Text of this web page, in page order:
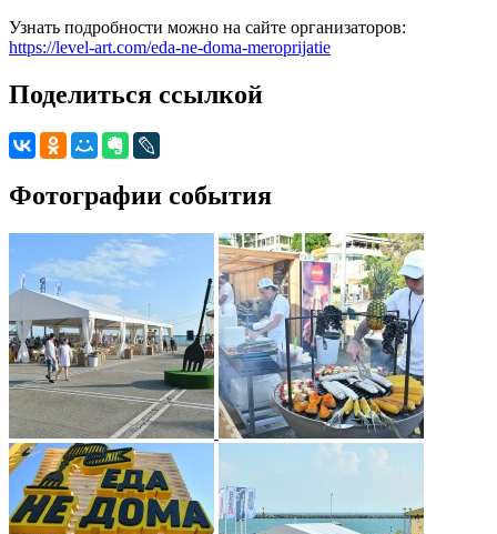
Узнать подробности можно на сайте организаторов:
https://level-art.com/eda-ne-doma-meroprijatie
Поделиться ссылкой
Фотографии события